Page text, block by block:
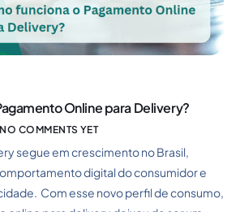
Online para Delivery?
NO COMMENTS YET
segue em crescimento no Brasil,
digital do consumidor e
Com esse novo perfil de consumo,